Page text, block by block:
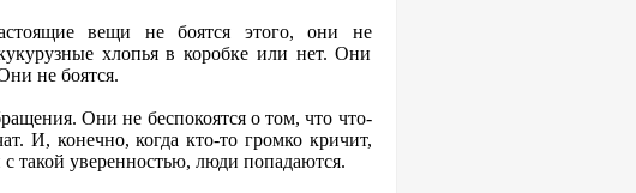
вещи не боятся этого, они не
хлопья в коробке или нет. Они
не боятся.
Они не беспокоятся о том, что что-
И, конечно, когда кто-то громко кричит,
такой уверенностью, люди попадаются.